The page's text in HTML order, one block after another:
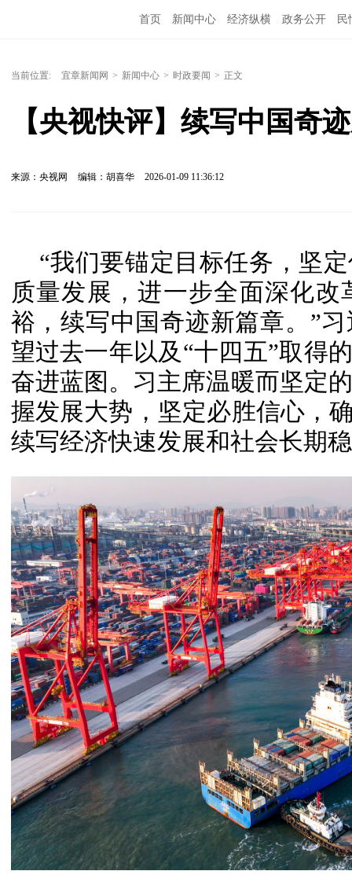
首页 新闻中心 经济纵横 政务公开 民
当前位置: 宜章新闻网 > 新闻中心 > 时政要闻 > 正文
【央视快评】续写中国奇
来源：央视网 编辑：胡喜华 2026-01-09 11:36:12
“我们要锚定目标任务，坚
质量发展，进一步全面深化
裕，续写中国奇迹新篇章。”
望过去一年以及“十四五”取得
奋进蓝图。习主席温暖而坚定
握发展大势，坚定必胜信心，
续写经济快速发展和社会长期